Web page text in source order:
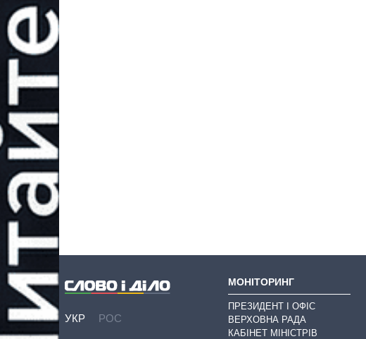
УКР РОС
МОНІТОРИНГ
ПРЕЗИДЕНТ І ОФІС
ВЕРХОВНА РАДА
КАБІНЕТ МІНІСТРІВ